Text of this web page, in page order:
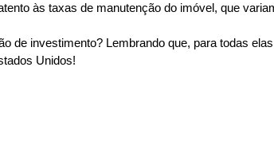
às taxas de manutenção do imóvel, que
de investimento? Lembrando que, para todas
Unidos!